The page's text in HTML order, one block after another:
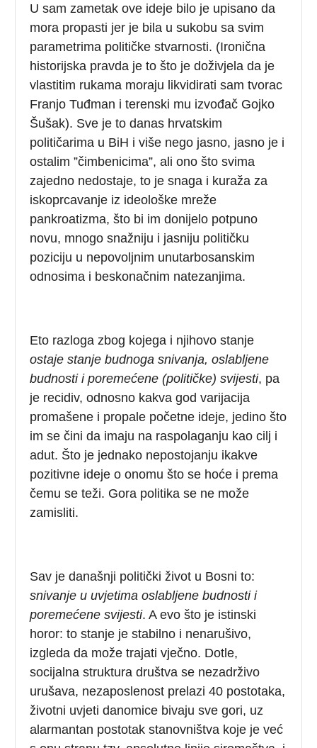
U sam zametak ove ideje bilo je upisano da
mora propasti jer je bila u sukobu sa svim
parametrima političke stvarnosti. (Ironična
historijska pravda je to što je doživjela da je
vlastitim rukama moraju likvidirati sam tvorac
Franjo Tuđman i terenski mu izvođač Gojko
Šušak). Sve je to danas hrvatskim
političarima u BiH i više nego jasno, jasno je i
ostalim ”čimbenicima”, ali ono što svima
zajedno nedostaje, to je snaga i kuraža za
iskoprcavanje iz ideološke mreže
pankroatizma, što bi im donijelo potpuno
novu, mnogo snažniju i jasniju političku
poziciju u nepovoljnim unutarbosanskim
odnosima i beskonačnim natezanjima.
Eto razloga zbog kojega i njihovo stanje
ostaje stanje budnoga snivanja,oslabljene
budnosti i poremećene (političke) svijesti, pa
je recidiv, odnosno kakva god varijacija
promašene i propale početne ideje, jedino što
im se čini da imaju na raspolaganju kao cilj i
adut. Što je jednako nepostojanju ikakve
pozitivne ideje o onomu što se hoće i prema
čemu se teži. Gora politika se ne može
zamisliti.
Sav je današnji politički život u Bosni to:
snivanje u uvjetima oslabljene budnosti i
poremećene svijesti. A evo što je istinski
horor: to stanje je stabilno i nenarušivo,
izgleda da može trajati vječno. Dotle,
socijalna struktura društva se nezadrživo
urušava, nezaposlenost prelazi 40 postotaka,
životni uvjeti danomice bivaju sve gori, uz
alarmantan postotak stanovništva koje je već